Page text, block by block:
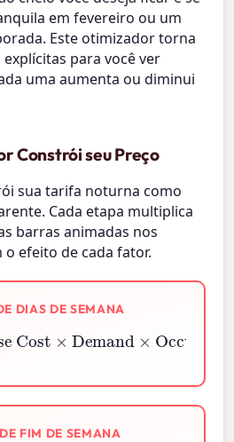
em fevereiro ou um
Este otimizador torna
para você ver
uma aumenta ou diminui
Constrói seu Preço
sua tarifa noturna como
Cada etapa multiplica
barras animadas nos
efeito de cada fator.
DIAS DE SEMANA
=
×
Factor×Season
FIM DE SEMANA